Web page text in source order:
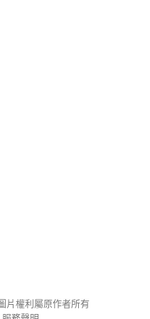
片權利屬原作者所有